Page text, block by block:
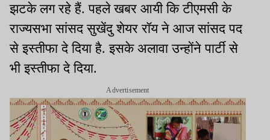
झटके लग रहे हैं. पहले खबर आयी कि टीएमसी के
राज्यसभा सांसद सुखेंदु शेयर रॉय ने आज सांसद पद
से इस्तीफा दे दिया है. इसके अलावा उन्होंने पार्टी से
भी इस्तीफा दे दिया.
Advertisement